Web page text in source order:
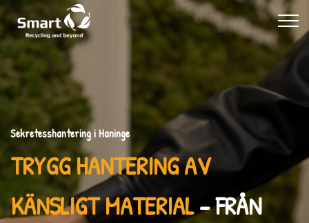
Sekretesshantering i Haninge
TRYGG HANTERING AV
KÄNSLIGT MATERIAL– FRÅN